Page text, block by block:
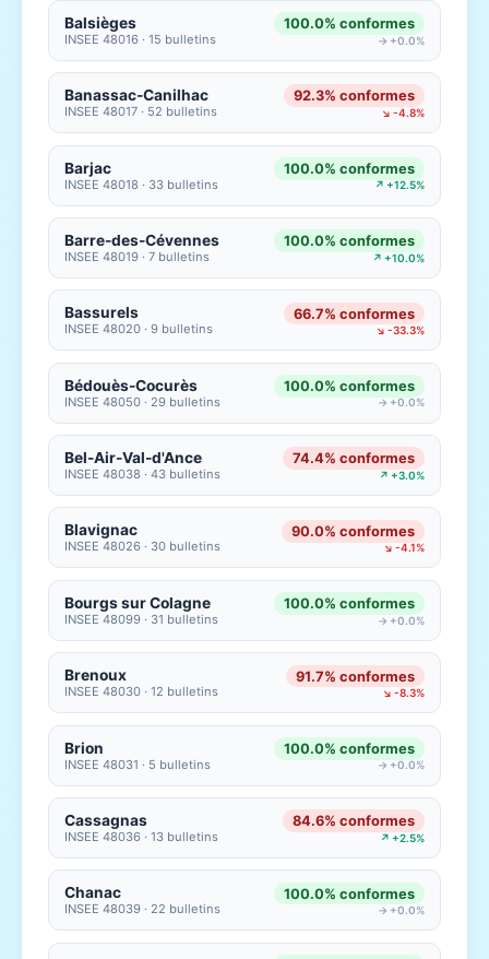
Balsièges
INSEE 48016 · 15 bulletins
100.0% conformes
→ +0.0%
Banassac-Canilhac
INSEE 48017 · 52 bulletins
92.3% conformes
↘ -4.8%
Barjac
INSEE 48018 · 33 bulletins
100.0% conformes
↗ +12.5%
Barre-des-Cévennes
INSEE 48019 · 7 bulletins
100.0% conformes
↗ +10.0%
Bassurels
INSEE 48020 · 9 bulletins
66.7% conformes
↘ -33.3%
Bédouès-Cocurès
INSEE 48050 · 29 bulletins
100.0% conformes
→ +0.0%
Bel-Air-Val-d'Ance
INSEE 48038 · 43 bulletins
74.4% conformes
↗ +3.0%
Blavignac
INSEE 48026 · 30 bulletins
90.0% conformes
↘ -4.1%
Bourgs sur Colagne
INSEE 48099 · 31 bulletins
100.0% conformes
→ +0.0%
Brenoux
INSEE 48030 · 12 bulletins
91.7% conformes
↘ -8.3%
Brion
INSEE 48031 · 5 bulletins
100.0% conformes
→ +0.0%
Cassagnas
INSEE 48036 · 13 bulletins
84.6% conformes
↗ +2.5%
Chanac
INSEE 48039 · 22 bulletins
100.0% conformes
→ +0.0%